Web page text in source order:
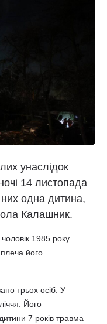
унаслідок
14 листопада
одна дитина,
Калашник.
1985 року
його
трьох осіб. У
Його
7 років травма